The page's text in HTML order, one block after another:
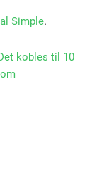
Simple.
kobles til 10